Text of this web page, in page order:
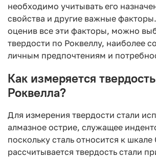
необходимо учитывать его
свойства и другие важные
оценив все эти факторы, можно
твердости по Роквеллу, наиболее
личным предпочтениям и
Как измеряется
Роквелла?
Для измерения твердости стали
алмазное острие, служащее
поскольку сталь относится к шкале
рассчитывается твердость стали